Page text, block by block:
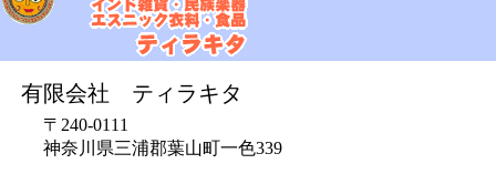
有限会社 ティラキタ
〒240-0111
神奈川県三浦郡葉山町一色339